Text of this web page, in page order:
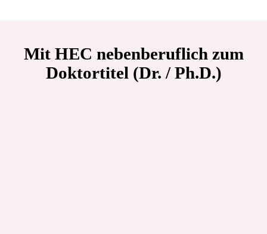
Mit HEC nebenberuflich zum
Doktortitel (Dr. / Ph.D.)